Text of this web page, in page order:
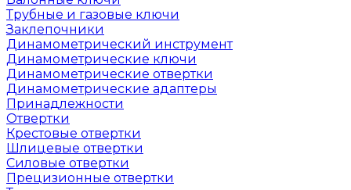
Трубные и газовые ключи
Заклепочники
Динамометрический инструмент
Динамометрические ключи
Динамометрические отвертки
Динамометрические адаптеры
Принадлежности
Отвертки
Крестовые отвертки
Шлицевые отвертки
Силовые отвертки
Прецизионные отвертки